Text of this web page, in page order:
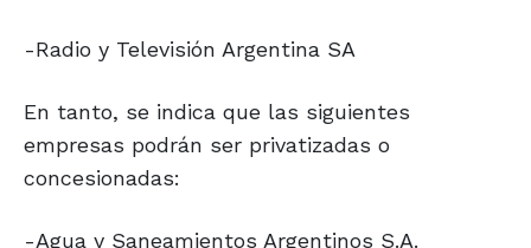
-Radio y Televisión Argentina SA
En tanto, se indica que las siguientes
empresas podrán ser privatizadas o
concesionadas:
-Agua y Saneamientos Argentinos S.A.